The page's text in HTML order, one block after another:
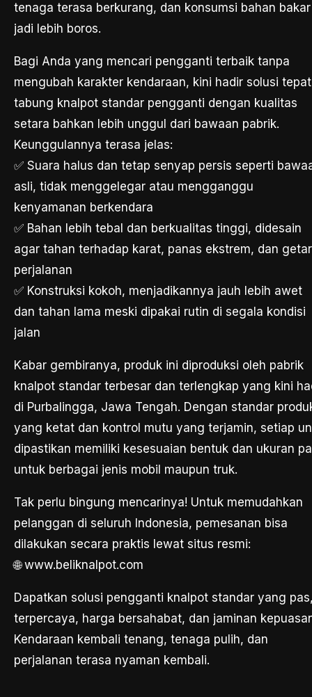
tenaga terasa berkurang, dan konsumsi bahan bakar
jadi lebih boros.
Bagi Anda yang mencari pengganti terbaik tanpa
mengubah karakter kendaraan, kini hadir solusi
tabung knalpot standar pengganti dengan kualitas
setara bahkan lebih unggul dari bawaan pabrik.
Keunggulannya terasa jelas:
✅ Suara halus dan tetap senyap persis seperti
asli, tidak menggelegar atau mengganggu
kenyamanan berkendara
✅ Bahan lebih tebal dan berkualitas tinggi, didesain
agar tahan terhadap karat, panas ekstrem, dan
perjalanan
✅ Konstruksi kokoh, menjadikannya jauh lebih awet
dan tahan lama meski dipakai rutin di segala kondisi
jalan
Kabar gembiranya, produk ini diproduksi oleh pabrik
knalpot standar terbesar dan terlengkap yang kini
di Purbalingga, Jawa Tengah. Dengan standar
yang ketat dan kontrol mutu yang terjamin, setiap
dipastikan memiliki kesesuaian bentuk dan ukuran
untuk berbagai jenis mobil maupun truk.
Tak perlu bingung mencarinya! Untuk memudahkan
pelanggan di seluruh Indonesia, pemesanan bisa
dilakukan secara praktis lewat situs resmi:
🌐 www.beliknalpot.com
Dapatkan solusi pengganti knalpot standar yang
terpercaya, harga bersahabat, dan jaminan
Kendaraan kembali tenang, tenaga pulih, dan
perjalanan terasa nyaman kembali.